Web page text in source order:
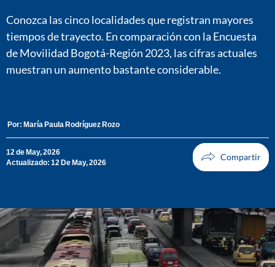
Conozca las cinco localidades que registran mayores
tiempos de trayecto. En comparación con la Encuesta
de Movilidad Bogotá-Región 2023, las cifras actuales
muestran un aumento bastante considerable.
Por: María Paula Rodríguez Rozo
12 de May, 2026
Actualizado: 12 De May, 2026